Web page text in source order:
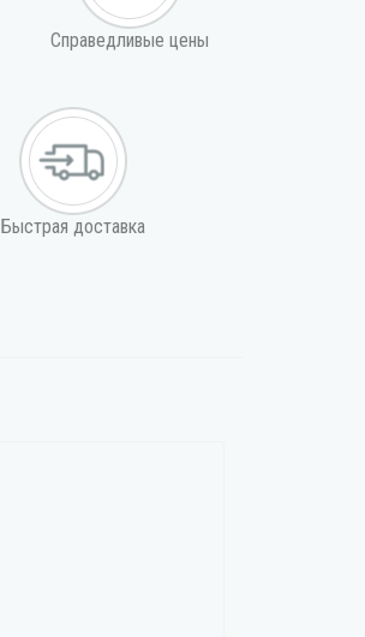
Справедливые цены
Быстрая доставка